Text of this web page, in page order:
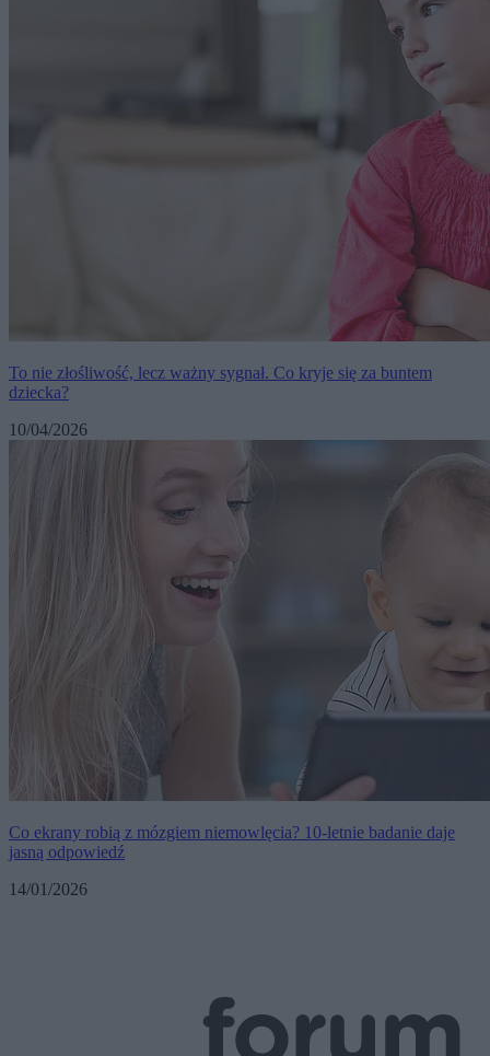
To nie złośliwość, lecz ważny sygnał. Co kryje się za buntem
dziecka?
10/04/2026
Co ekrany robią z mózgiem niemowlęcia? 10-letnie badanie daje
jasną odpowiedź
14/01/2026